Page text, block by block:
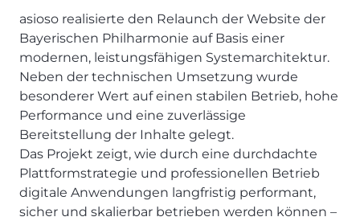
asioso realisierte den Relaunch der Website der
Bayerischen Philharmonie auf Basis einer
modernen, leistungsfähigen Systemarchitektur.
Neben der technischen Umsetzung wurde
besonderer Wert auf einen stabilen Betrieb, hohe
Performance und eine zuverlässige
Bereitstellung der Inhalte gelegt.
Das Projekt zeigt, wie durch eine durchdachte
Plattformstrategie und professionellen Betrieb
digitale Anwendungen langfristig performant,
sicher und skalierbar betrieben werden können –